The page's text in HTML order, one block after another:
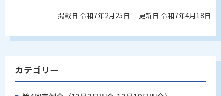
掲載日 令和7年2月25日 更新日 令和7年4月18日
カテゴリー